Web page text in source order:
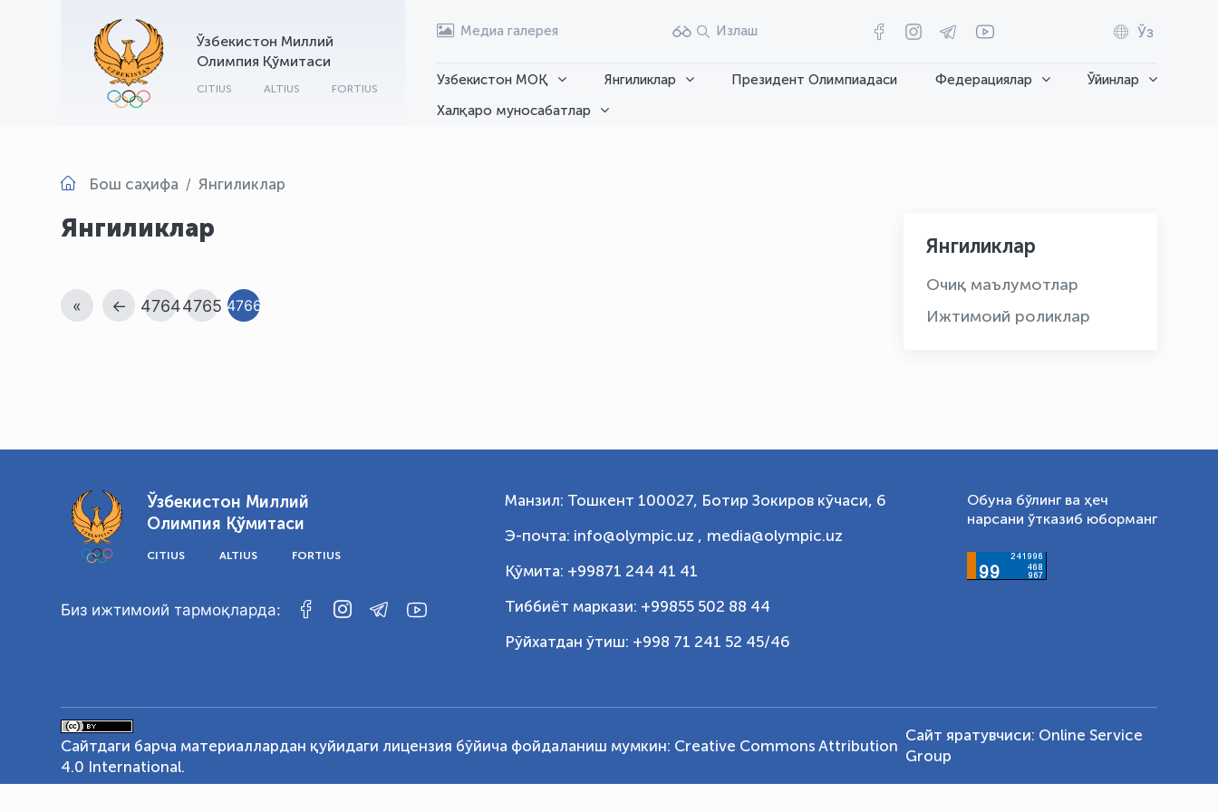
Ўзбекистон Миллий
Олимпия Қўмитаси
CITIUS ALTIUS FORTIUS
Медиа галерея Излаш Ўз
Узбекистон МОҚ Янгиликлар Президент Олимпиадаси Федерациялар
Ўйинлар
Халқаро муносабатлар
Бош саҳифа Янгиликлар
Янгиликлар
« ← 47644765 4766
Янгиликлар
Очиқ маълумотлар
Ижтимоий роликлар
Ўзбекистон Миллий
Олимпия Қўмитаси
CITIUS ALTIUS FORTIUS
Биз ижтимоий тармоқларда:
Манзил: Тошкент 100027, Ботир Зокиров кўчаси, 6
Э-почта: info@olympic.uz , media@olympic.uz
Қўмита: +99871 244 41 41
Тиббиёт маркази: +99855 502 88 44
Рўйхатдан ўтиш: +998 71 241 52 45/46
Обуна бўлинг ва ҳеч
нарсани ўтказиб юборманг
Сайтдаги барча материаллардан қуйидаги лицензия бўйича фойдаланиш мумкин: Creative Commons Attribution
4.0 International.
Сайт яратувчиси: Online Service
Group
OLYMPCHIK AI - yordamchi